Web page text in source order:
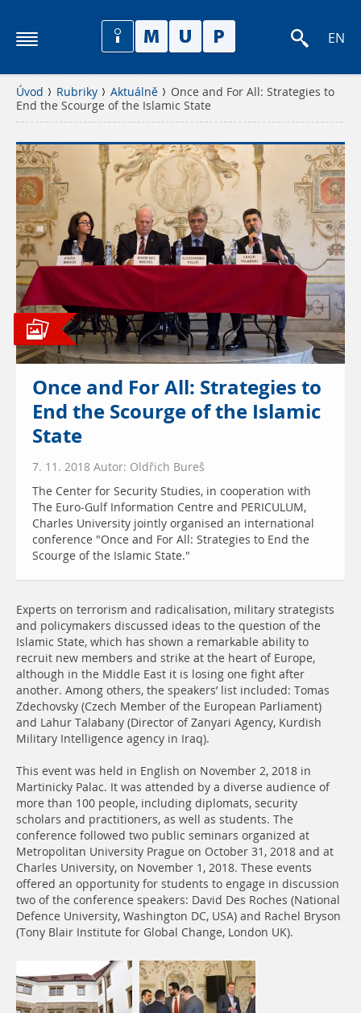
EN
Úvod Rubriky Aktuálně
Once and For All: Strategies to
End the Scourge of the Islamic State
Once and For All: Strategies to
End the Scourge of the Islamic
State
7. 11. 2018 Autor: Oldřich Bureš
The Center for Security Studies, in cooperation with
The Euro-Gulf Information Centre and PERICULUM,
Charles University jointly organised an international
conference "Once and For All: Strategies to End the
Scourge of the Islamic State."
Experts on terrorism and radicalisation, military strategists
and policymakers discussed ideas to the question of the
Islamic State, which has shown a remarkable ability to
recruit new members and strike at the heart of Europe,
although in the Middle East it is losing one fight after
another. Among others, the speakers’ list included: Tomas
Zdechovsky (Czech Member of the European Parliament)
and Lahur Talabany (Director of Zanyari Agency, Kurdish
Military Intelligence agency in Iraq).
This event was held in English on November 2, 2018 in
Martinicky Palac. It was attended by a diverse audience of
more than 100 people, including diplomats, security
scholars and practitioners, as well as students. The
conference followed two public seminars organized at
Metropolitan University Prague on October 31, 2018 and at
Charles University, on November 1, 2018. These events
offered an opportunity for students to engage in discussion
two of the conference speakers: David Des Roches (National
Defence University, Washington DC, USA) and Rachel Bryson
(Tony Blair Institute for Global Change, London UK).